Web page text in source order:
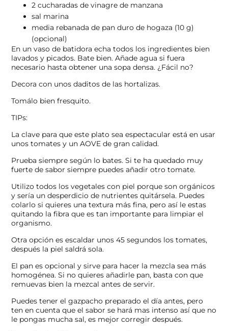
2 cucharadas de vinagre de manzana
sal marina
media rebanada de pan duro de hogaza (10 g)
(opcional)
En un vaso de batidora echa todos los ingredientes bien
lavados y picados. Bate bien. Añade agua si fuera
necesario hasta obtener una sopa densa. ¿Fácil no?
Decora con unos daditos de las hortalizas.
Tomálo bien fresquito.
TIPs:
La clave para que este plato sea espectacular está en usar
unos tomates y un AOVE de gran calidad.
Prueba siempre según lo bates. Si te ha quedado muy
fuerte de sabor siempre puedes añadir otro tomate.
Utilizo todos los vegetales con piel porque son orgánicos
y sería un desperdicio de nutrientes quitársela. Puedes
colarlo si quieres una textura más fina, pero así le estas
quitando la fibra que es tan importante para limpiar el
organismo.
Otra opción es escaldar unos 45 segundos los tomates,
después la piel saldrá sola.
El pan es opcional y sirve para hacer la mezcla sea más
homogénea. Si no quieres añadirle pan, basta con que
remuevas bien la mezcal antes de servir.
Puedes tener el gazpacho preparado el día antes, pero
ten en cuenta que el sabor se hará mas intenso así que no
le pongas mucha sal, es mejor corregir después.